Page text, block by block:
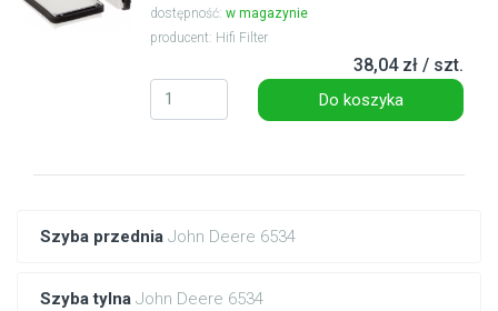
Szyba przednia John Deere 6534
Szyba tylna John Deere 6534
dostępność: w magazynie
producent: Hifi Filter
38,04 zł / szt.
Do koszyka